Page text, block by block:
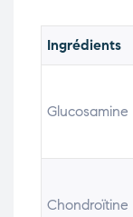
Ingrédients
Glucosamine
Chondroïtine